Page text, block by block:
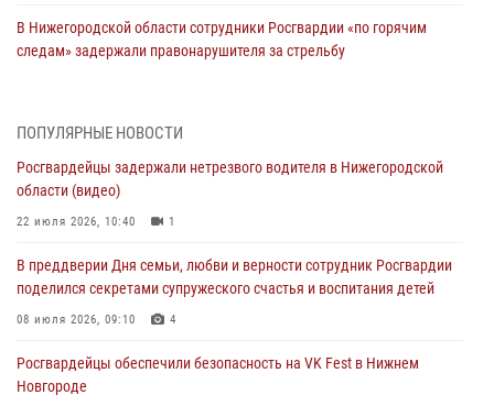
В Нижегородской области сотрудники Росгвардии «по горячим
следам» задержали правонарушителя за стрельбу
В Нижегородской области продолжаются мероприятия в рамках
16 июля 2026, 05:00
Росгвардейцы обеспечили безопасность на VK Fest в Нижнем
13 июля 2026, 17:13
Нижегородские росгвардейцы за прошедшую неделю выезжали
13 июля 2026, 06:45
ПОПУЛЯРНЫЕ НОВОСТИ
Росгвардейцы задержали нетрезвого водителя в Нижегородской
области (видео)
22 июля 2026, 10:40 1
В преддверии Дня семьи, любви и верности сотрудник Росгвардии
поделился секретами супружеского счастья и воспитания детей
08 июля 2026, 09:10 4
Росгвардейцы обеспечили безопасность на VK Fest в Нижнем
Новгороде